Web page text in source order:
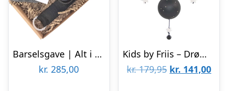
Barselsgave | Alt i Grå
kr. 285,00
Kids by Friis – Drømmefanger uro, vægten
kr.179,95 Den
kr. 141,00Den